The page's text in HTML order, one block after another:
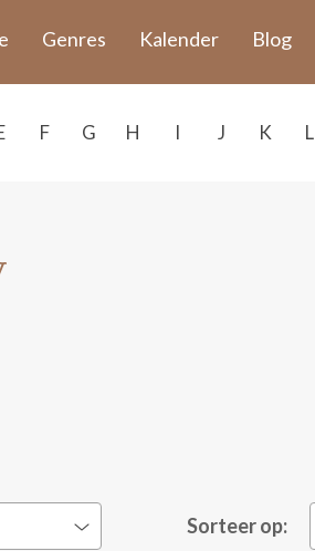
Genres Kalender Blog
F G H I J K L
Sorteer op: